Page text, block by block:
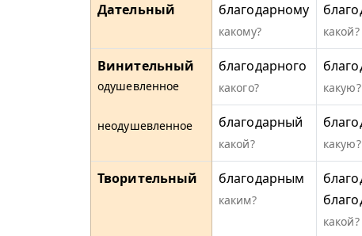
Дательный благодарному
какому? какой?
Винительный
одушевленное
неодушевленное
благодарного
какого? какую?
благодарный
какой? какую?
Творительный благодарным
каким?
какой?